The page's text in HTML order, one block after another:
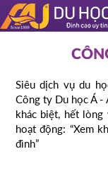
Siêu dịch vụ du
Công ty Du học Á
khác biệt, hết
hoạt động: “Xem
đình”